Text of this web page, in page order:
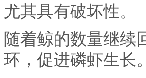
尤其具有破坏性。
随着鲸的数量继续
环，促进磷虾生长。